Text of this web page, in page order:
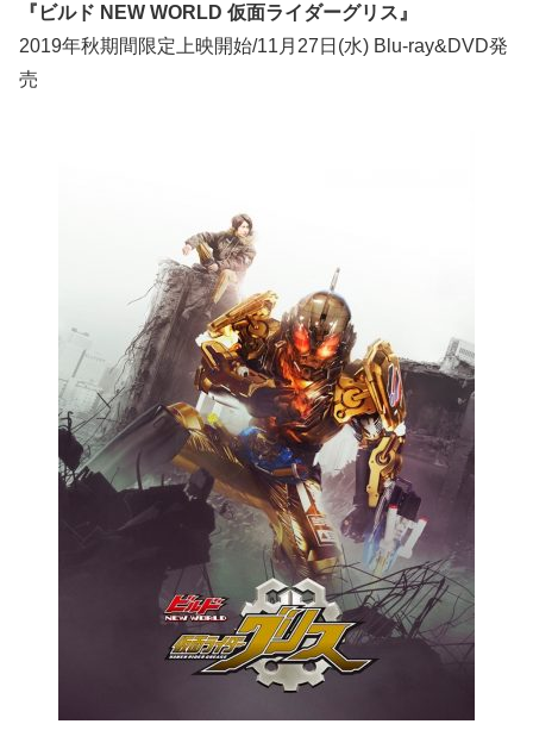
『ビルド NEW WORLD 仮面ライダーグリス』
2019年秋期間限定上映開始/11月27日(水) Blu-ray&DVD発
売